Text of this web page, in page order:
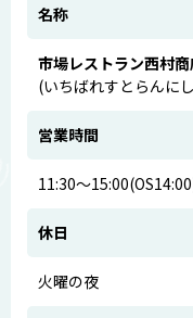
名称
市場レストラン西村
(いちばれすとらんに
営業時間
11:30～
休日
火曜の夜